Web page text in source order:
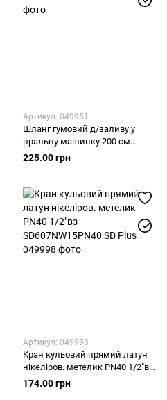
Артикул: 049951
Шланг гумовий д/заливу у
пральну машинку 200 см
SD095W200 SD Plus
225.00 грн
Артикул: 049998
Кран кульовий прямий латун
нікеліров. метелик PN40 1/2"вз
SD607NW15PN40 SD Plus
174.00 грн